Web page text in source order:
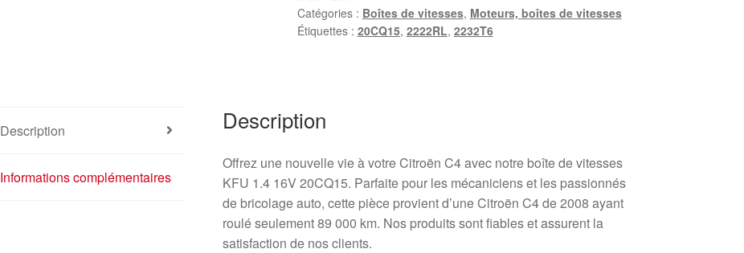
Catégories : Boîtes de vitesses, Moteurs, boîtes de vitesses
Étiquettes : 20CQ15, 2222RL, 2232T6
Description
Informations complémentaires
Description
Offrez une nouvelle vie à votre Citroën C4 avec notre boîte de vitesses
KFU 1.4 16V 20CQ15. Parfaite pour les mécaniciens et les passionnés
de bricolage auto, cette pièce provient d’une Citroën C4 de 2008 ayant
roulé seulement 89 000 km. Nos produits sont fiables et assurent la
satisfaction de nos clients.